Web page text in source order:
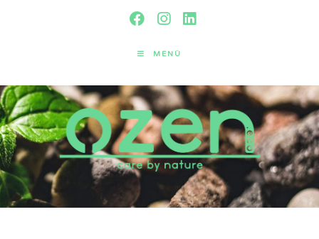
MENÜ